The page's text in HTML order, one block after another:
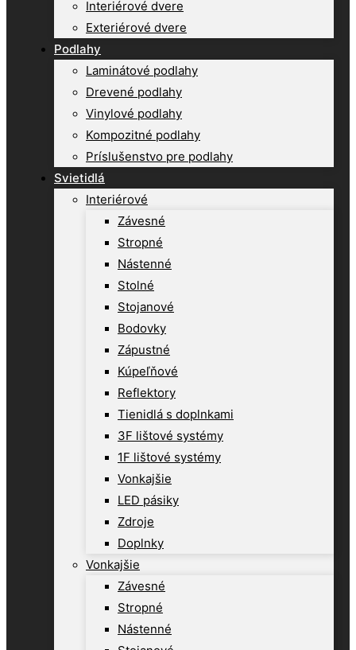
Interiérové dvere
Exteriérové dvere
Podlahy
Laminátové podlahy
Drevené podlahy
Vinylové podlahy
Kompozitné podlahy
Príslušenstvo pre podlahy
Svietidlá
Interiérové
Závesné
Stropné
Nástenné
Stolné
Stojanové
Bodovky
Zápustné
Kúpeľňové
Reflektory
Tienidlá s doplnkami
3F lištové systémy
1F lištové systémy
Vonkajšie
LED pásiky
Zdroje
Doplnky
Vonkajšie
Závesné
Stropné
Nástenné